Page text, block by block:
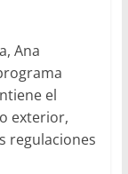
Ana
el
exterior,
regulaciones